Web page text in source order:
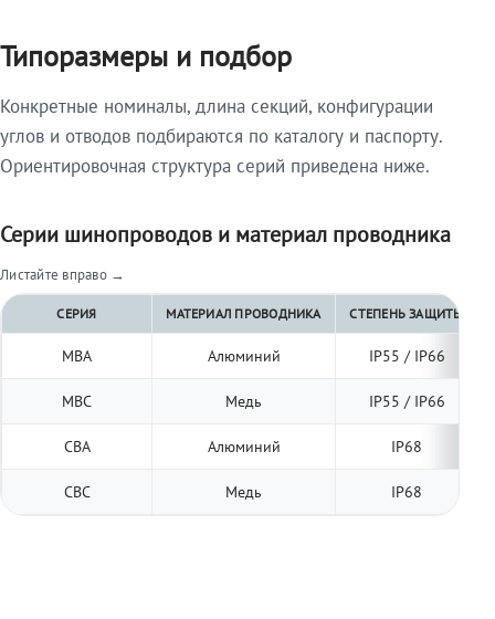
Типоразмеры и подбор
Конкретные номиналы, длина секций, конфигурации
углов и отводов подбираются по каталогу и паспорту.
Ориентировочная структура серий приведена ниже.
Серии шинопроводов и материал проводника
Листайте вправо →
СЕРИЯ МАТЕРИАЛ ПРОВОДНИКА СТЕПЕНЬ ЗАЩИТЫ
МВА Алюминий IP55 / IP66
МВС Медь IP55 / IP66
СВА Алюминий IP68
СВС Медь IP68